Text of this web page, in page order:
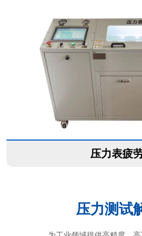
压力表疲
压力测试